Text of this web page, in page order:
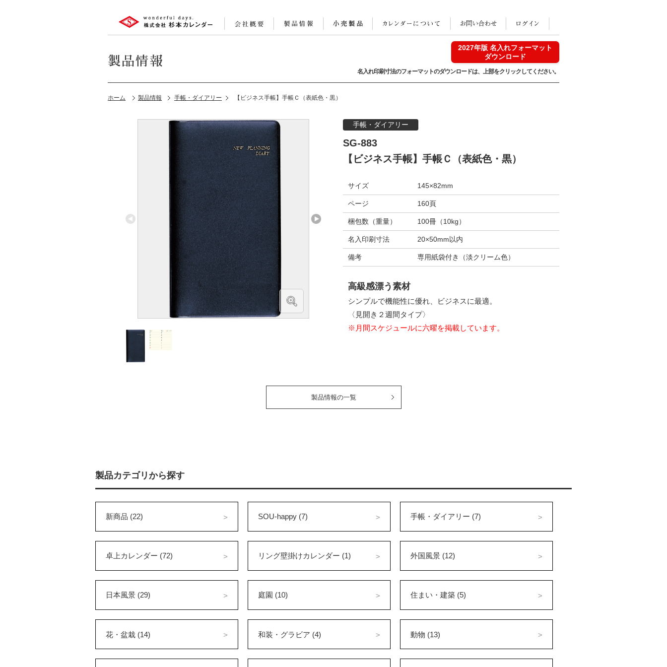
製品情報
2027年版 名入れフォーマット
ダウンロード
名入れ印刷寸法のフォーマットのダウンロードは、 上部をクリックしてください。
ホーム 製品情報 手帳・ダイアリー 【ビジネス手帳】手帳Ｃ（表紙色・黒）
手帳・ダイアリー
SG-883
【ビジネス手帳】手帳Ｃ（表紙色・黒）
サイズ 145×82mm
ページ 160頁
梱包数（重量） 100冊（10kg）
名入印刷寸法 20×50mm以内
備考 専用紙袋付き（淡クリーム色）
高級感漂う素材
シンプルで機能性に優れ、ビジネスに最適。
〈見開き２週間タイプ〉
※月間スケジュールに六曜を掲載しています。
製品情報の一覧
製品カテゴリから探す
新商品 (22) SOU-happy (7) 手帳・ダイアリー (7)
卓上カレンダー (72) リング壁掛けカレンダー (1) 外国風景 (12)
日本風景 (29) 庭園 (10) 住まい・建築 (5)
花・盆栽 (14) 和装・グラビア (4) 動物 (13)